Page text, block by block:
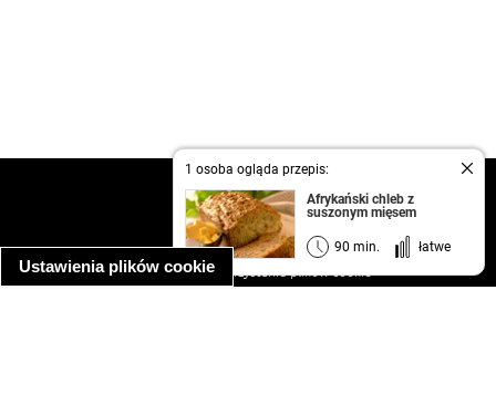
Ustawienia plików cookie
1 osoba ogląda przepis:
Afrykański chleb z
suszonym mięsem
90 min. łatwe
kontakt
regulamin
informacja o prywatności
informacja o wykorzystaniu plików cookie